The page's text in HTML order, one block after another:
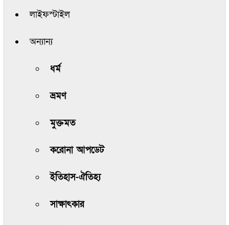
লাইফস্টাইল
অন্যান্য
ধর্ম
ভ্রমণ
মুক্তমত
করোনা আপডেট
ইতিহাস-ঐতিহ্য
সাক্ষাৎকার